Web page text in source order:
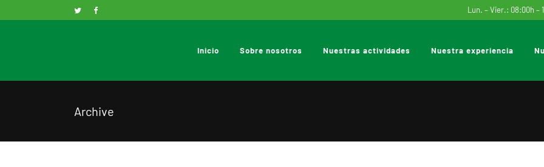
Lun. – Vier.: 08:00h –
Inicio Sobre nosotros Nuestras actividades Nuestra experiencia
Archive